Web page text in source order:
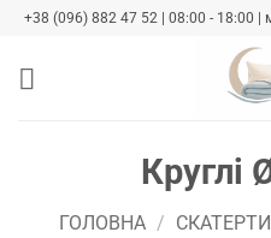
Skip
content
+38 (096) 882 47 52 | 08:00 - 18:00 |
Круглі
ГОЛОВНА /